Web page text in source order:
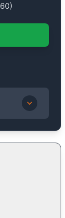
60)